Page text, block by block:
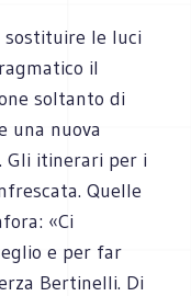
sostituire le luci
il
soltanto di
una nuova
Gli itinerari per i
Quelle
«Ci
e per far
Bertinelli. Di